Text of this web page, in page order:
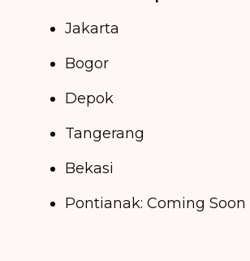
Jakarta
Bogor
Depok
Tangerang
Bekasi
Pontianak: Coming Soon